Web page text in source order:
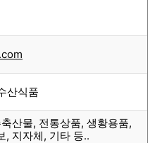
산식품
산물, 전통상품, 생황용품,
, 지자체, 기타 등..